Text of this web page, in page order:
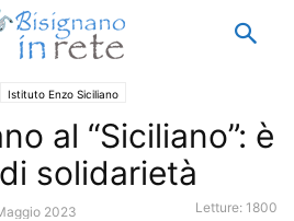
Istituto Enzo Siciliano
al “Siciliano”: è
solidarietà
2023 Letture: 1800